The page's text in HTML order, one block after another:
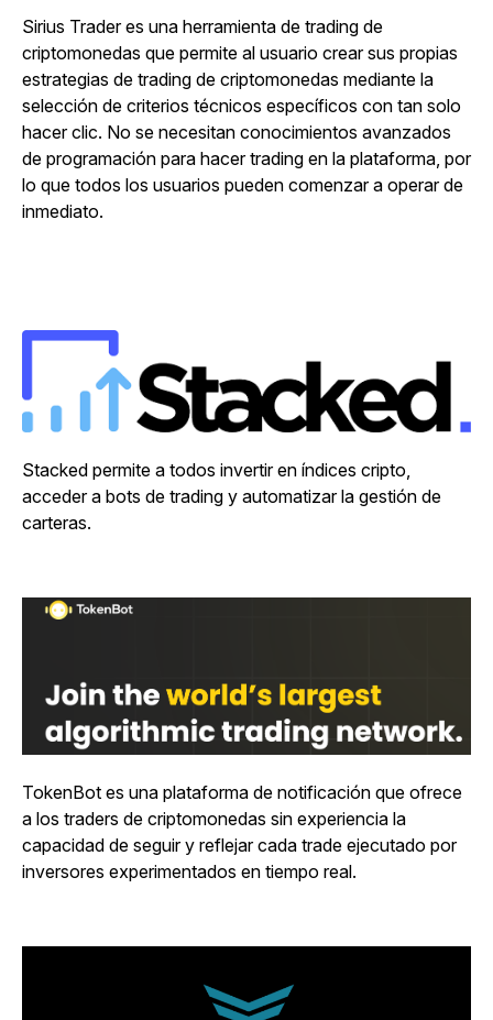
Sirius Trader es una herramienta de trading de
criptomonedas que permite al usuario crear sus propias
estrategias de trading de criptomonedas mediante la
selección de criterios técnicos específicos con tan solo
hacer clic. No se necesitan conocimientos avanzados
de programación para hacer trading en la plataforma, por
lo que todos los usuarios pueden comenzar a operar de
inmediato.
Stacked permite a todos invertir en índices cripto,
acceder a bots de trading y automatizar la gestión de
carteras.
TokenBot es una plataforma de notificación que ofrece
a los traders de criptomonedas sin experiencia la
capacidad de seguir y reflejar cada trade ejecutado por
inversores experimentados en tiempo real.